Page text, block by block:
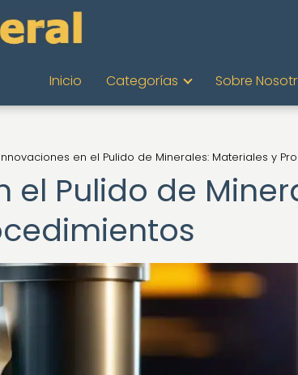
Inicio Categorías Sobre
Innovaciones en el Pulido de Minerales: Materiales y
el Pulido de